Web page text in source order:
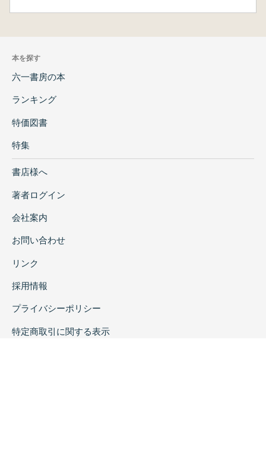
本を探す
六一書房の本
ランキング
特価図書
特集
書店様へ
著者ログイン
会社案内
お問い合わせ
リンク
採用情報
プライバシーポリシー
特定商取引に関する表示